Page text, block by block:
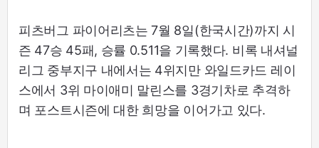
피츠버그 파이어리츠는 7월 8일(한국시간)까지 시
즌 47승 45패, 승률 0.511을 기록했다. 비록 내셔널
리그 중부지구 내에서는 4위지만 와일드카드 레이
스에서 3위 마이애미 말린스를 3경기차로 추격하
며 포스트시즌에 대한 희망을 이어가고 있다.